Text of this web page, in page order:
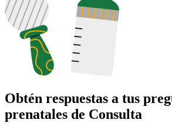
Obtén respuestas a tus
prenatales de Consulta